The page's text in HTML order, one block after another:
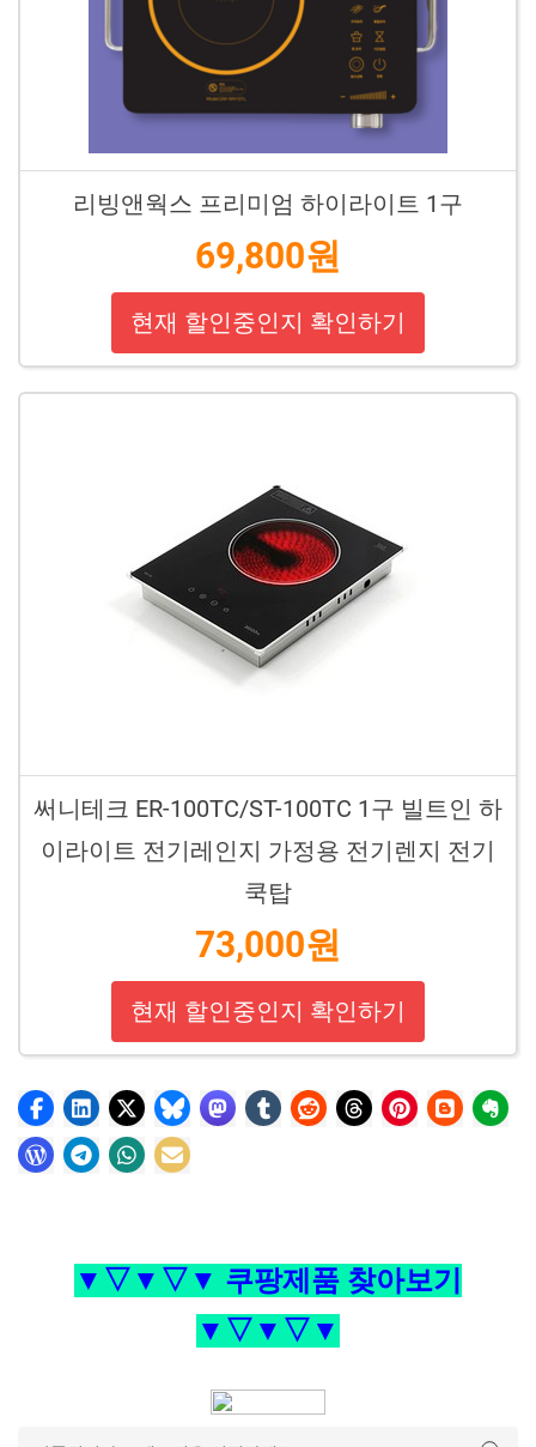
리빙앤웍스 프리미엄 하이라이트 1구
69,800원
현재 할인중인지 확인하기
써니테크 ER-100TC/ST-100TC 1구 빌트인 하
이라이트 전기레인지 가정용 전기렌지 전기
쿡탑
73,000원
현재 할인중인지 확인하기
▼▽▼▽▼ 쿠팡제품 찾아보기
▼▽▼▽▼